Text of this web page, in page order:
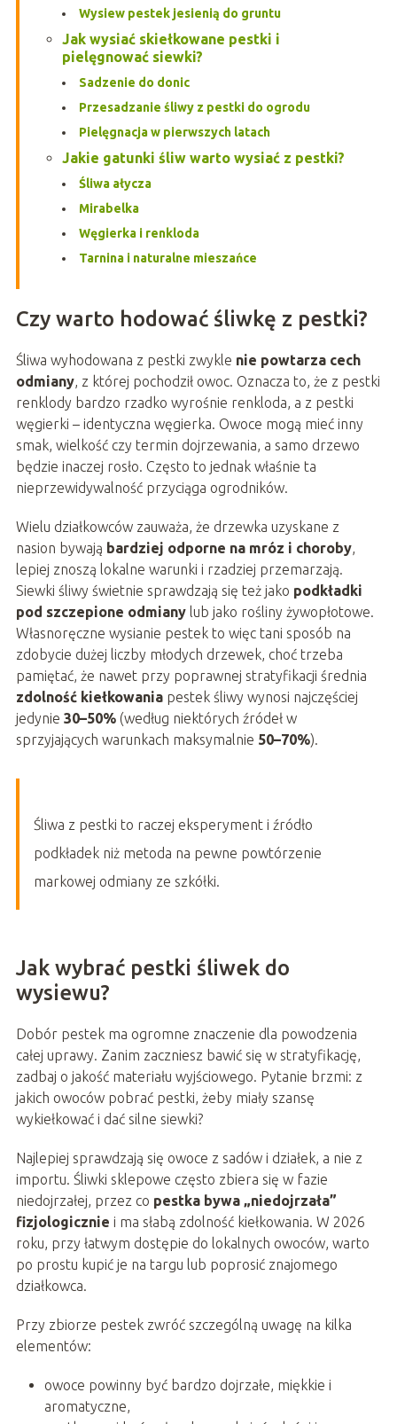
Wysiew pestek jesienią do gruntu
Jak wysiać skiełkowane pestki i
pielęgnować siewki?
Sadzenie do donic
Przesadzanie śliwy z pestki do ogrodu
Pielęgnacja w pierwszych latach
Jakie gatunki śliw warto wysiać z pestki?
Śliwa ałycza
Mirabelka
Węgierka i renkloda
Tarnina i naturalne mieszańce
Czy warto hodować śliwkę z pestki?
Śliwa wyhodowana z pestki zwykle nie powtarza cech
odmiany, z której pochodził owoc. Oznacza to, że z pestki
renklody bardzo rzadko wyrośnie renkloda, a z pestki
węgierki – identyczna węgierka. Owoce mogą mieć inny
smak, wielkość czy termin dojrzewania, a samo drzewo
będzie inaczej rosło. Często to jednak właśnie ta
nieprzewidywalność przyciąga ogrodników.
Wielu działkowców zauważa, że drzewka uzyskane z
nasion bywają bardziej odporne na mróz i choroby,
lepiej znoszą lokalne warunki i rzadziej przemarzają.
Siewki śliwy świetnie sprawdzają się też jako podkładki
pod szczepione odmianylub jako rośliny żywopłotowe.
Własnoręczne wysianie pestek to więc tani sposób na
zdobycie dużej liczby młodych drzewek, choć trzeba
pamiętać, że nawet przy poprawnej stratyfikacji średnia
zdolność kiełkowaniapestek śliwy wynosi najczęściej
jedynie 30–50%(według niektórych źródeł w
sprzyjających warunkach maksymalnie 50–70%).
Śliwa z pestki to raczej eksperyment i źródło
podkładek niż metoda na pewne powtórzenie
markowej odmiany ze szkółki.
Jak wybrać pestki śliwek do
wysiewu?
Dobór pestek ma ogromne znaczenie dla powodzenia
całej uprawy. Zanim zaczniesz bawić się w stratyfikację,
zadbaj o jakość materiału wyjściowego. Pytanie brzmi: z
jakich owoców pobrać pestki, żeby miały szansę
wykiełkować i dać silne siewki?
Najlepiej sprawdzają się owoce z sadów i działek, a nie z
importu. Śliwki sklepowe często zbiera się w fazie
niedojrzałej, przez co pestka bywa „niedojrzała”
fizjologicznie i ma słabą zdolność kiełkowania. W 2026
roku, przy łatwym dostępie do lokalnych owoców, warto
po prostu kupić je na targu lub poprosić znajomego
działkowca.
Przy zbiorze pestek zwróć szczególną uwagę na kilka
elementów:
owoce powinny być bardzo dojrzałe, miękkie i
aromatyczne,